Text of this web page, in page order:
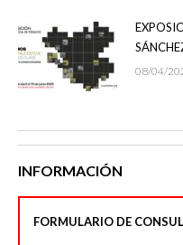
08/04/
INFORMACIÓN
FORMULARIO DE